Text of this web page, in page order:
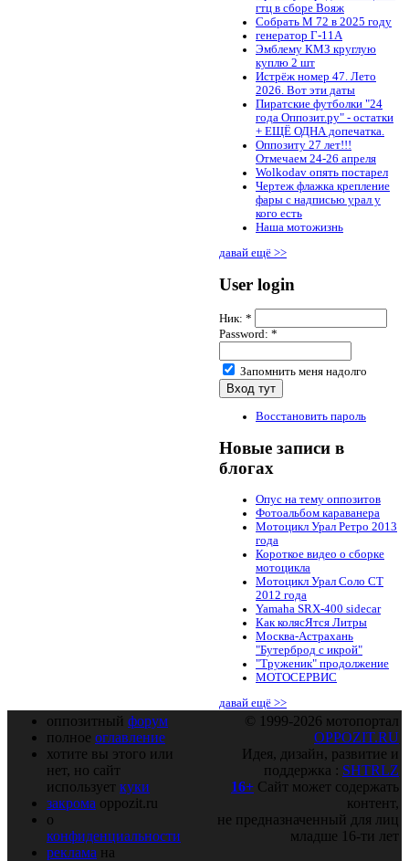
гтц в сборе Вояж
Собрать М 72 в 2025 году
генератор Г-11А
Эмблему КМЗ круглую
куплю 2 шт
Истрёж номер 47. Лето
2026. Вот эти даты
Пиратские футболки "24
года Оппозит.ру" - остатки
+ ЕЩЁ ОДНА допечатка.
Оппозиту 27 лет!!!
Отмечаем 24-26 апреля
Wolkodav опять постарел
Чертеж флажка крепление
фары с надписью урал у
кого есть
Наша мотожизнь
давай ещё >>
User login
Ник: *
Password: *
Запомнить меня надолго
Восстановить пароль
Новые записи в
блогах
Опус на тему оппозитов
Фотоальбом караванера
Мотоцикл Урал Ретро 2013
года
Короткое видео о сборке
мотоцикла
Мотоцикл Урал Соло СТ
2012 года
Yamaha SRX-400 sidecar
Как колясЯтся Литры
Москва-Астрахань
"Бутерброд с икрой"
"Труженик" продолжение
МОТОСЕРВИС
давай ещё >>
оппозитный форум
полное оглавление
хотите вы этого или
нет, но сайт
использует куки
закрома oppozit.ru
о
конфиденциальности
реклама на
© 1999-2026 мотопортал
OPPOZIT.RU
Идея, дизайн, развитие и
поддержка : SHTRLZ
16+ Сайт может содержать
контент,
не предназначенный для лиц
младше 16-ти лет